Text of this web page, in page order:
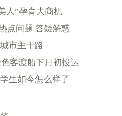
人”孕育大商机
点问题 答疑解惑
市主干路
客渡船下月初投运
生如今怎么样了